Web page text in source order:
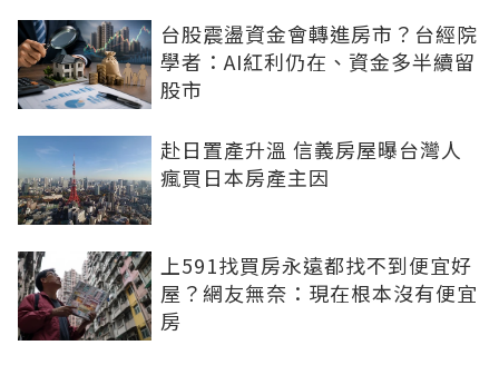
台股震盪資金會轉進房市？台經院
學者：AI紅利仍在、資金多半續留
股市
赴日置產升溫 信義房屋曝台灣人
瘋買日本房產主因
上591找買房永遠都找不到便宜好
屋？網友無奈：現在根本沒有便宜
房